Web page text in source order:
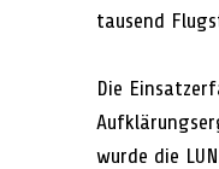
tausend
Die
wurde die